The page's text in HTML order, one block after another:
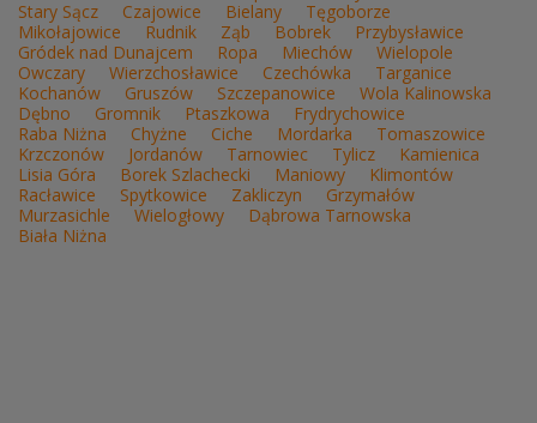
Stary Sącz
Czajowice Bielany
Tęgoborze
Mikołajowice
Rudnik Ząb Bobrek
Przybysławice
Gródek nad Dunajcem
Ropa Miechów
Wielopole
Owczary
Wierzchosławice Czechówka
Targanice
Kochanów
Gruszów Szczepanowice
Wola Kalinowska
Dębno
Gromnik Ptaszkowa
Frydrychowice
Raba Niżna
Chyżne Ciche Mordarka
Tomaszowice
Krzczonów
Jordanów Tarnowiec Tylicz
Kamienica
Lisia Góra
Borek Szlachecki Maniowy
Klimontów
Racławice
Spytkowice Zakliczyn
Grzymałów
Murzasichle
Wielogłowy
Dąbrowa Tarnowska
Biała Niżna